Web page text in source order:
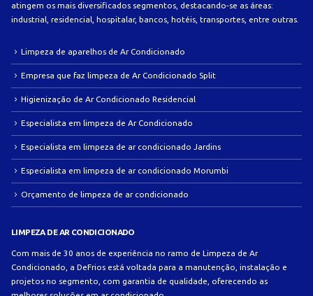
atingem os mais diversificados segmentos, destacando-se as áreas:
industrial, residencial, hospitalar, bancos, hotéis, transportes, entre outras.
Limpeza de aparelhos de Ar Condicionado
Empresa que faz limpeza de Ar Condicionado Split
Higienização de Ar Condicionado Residencial
Especialista em limpeza de Ar Condicionado
Especialista em limpeza de ar condicionado Jardins
Especialista em limpeza de ar condicionado Morumbi
Orçamento de limpeza de ar condicionado
LIMPEZA DE AR CONDICIONADO
Com mais de 30 anos de experiência no ramo de Limpeza de Ar
Condicionado, a DeFrios está voltada para a manutenção, instalação e
projetos no segmento, com garantia de qualidade, oferecendo as